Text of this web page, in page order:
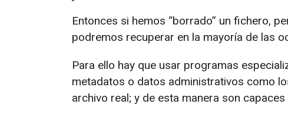
Entonces si hemos “borrado” un fichero,
podremos recuperar en la mayoría de las
Para ello hay que usar programas
metadatos o datos administrativos como
archivo real; y de esta manera son